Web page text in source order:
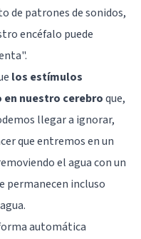
de patrones de sonidos,
encéfalo puede
los estímulos
en nuestro cerebroque,
llegar a ignorar,
que entremos en un
el agua con un
permanecen incluso
automática